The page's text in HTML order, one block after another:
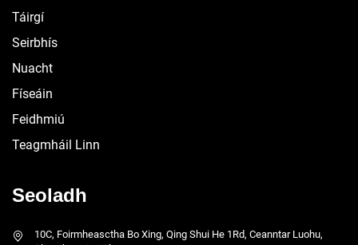
Táirgí
Seirbhís
Nuacht
Físeáin
Feidhmiú
Teagmháil Linn
Seoladh
10C, Foirmheasctha Bo Xing, Qing Shui He 1Rd, Ceanntar Luohu,